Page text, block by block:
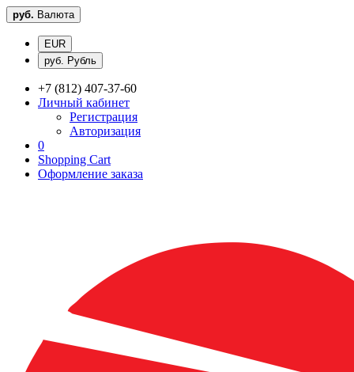
руб. Валюта
EUR
руб. Рубль
+7 (812) 407-37-60
Личный кабинет
Регистрация
Авторизация
0
Shopping Cart
Оформление заказа